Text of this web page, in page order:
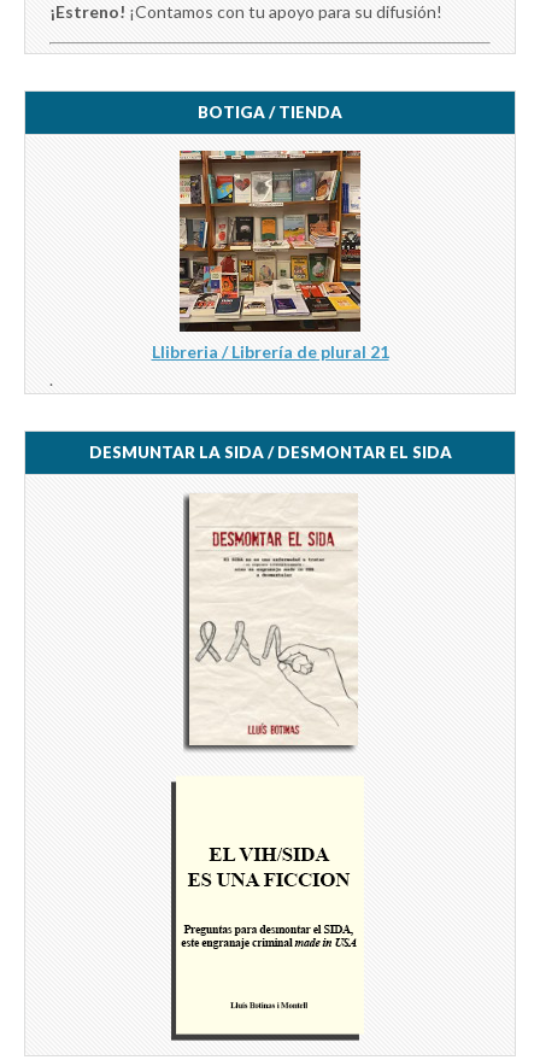
¡Estreno! ¡Contamos con tu apoyo para su difusión!
BOTIGA / TIENDA
Llibreria / Librería de plural 21
.
DESMUNTAR LA SIDA / DESMONTAR EL SIDA